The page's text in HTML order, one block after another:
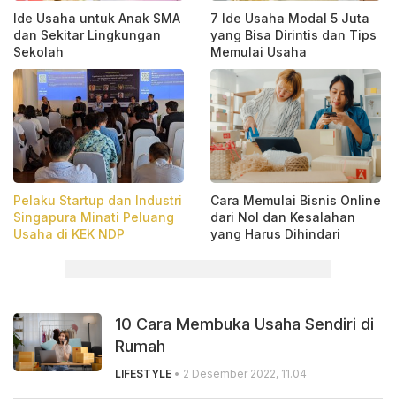
Ide Usaha untuk Anak SMA
dan Sekitar Lingkungan
Sekolah
7 Ide Usaha Modal 5 Juta
yang Bisa Dirintis dan Tips
Memulai Usaha
Pelaku Startup dan Industri
Singapura Minati Peluang
Usaha di KEK NDP
Cara Memulai Bisnis Online
dari Nol dan Kesalahan
yang Harus Dihindari
10 Cara Membuka Usaha Sendiri di
Rumah
LIFESTYLE • 2 Desember 2022, 11.04